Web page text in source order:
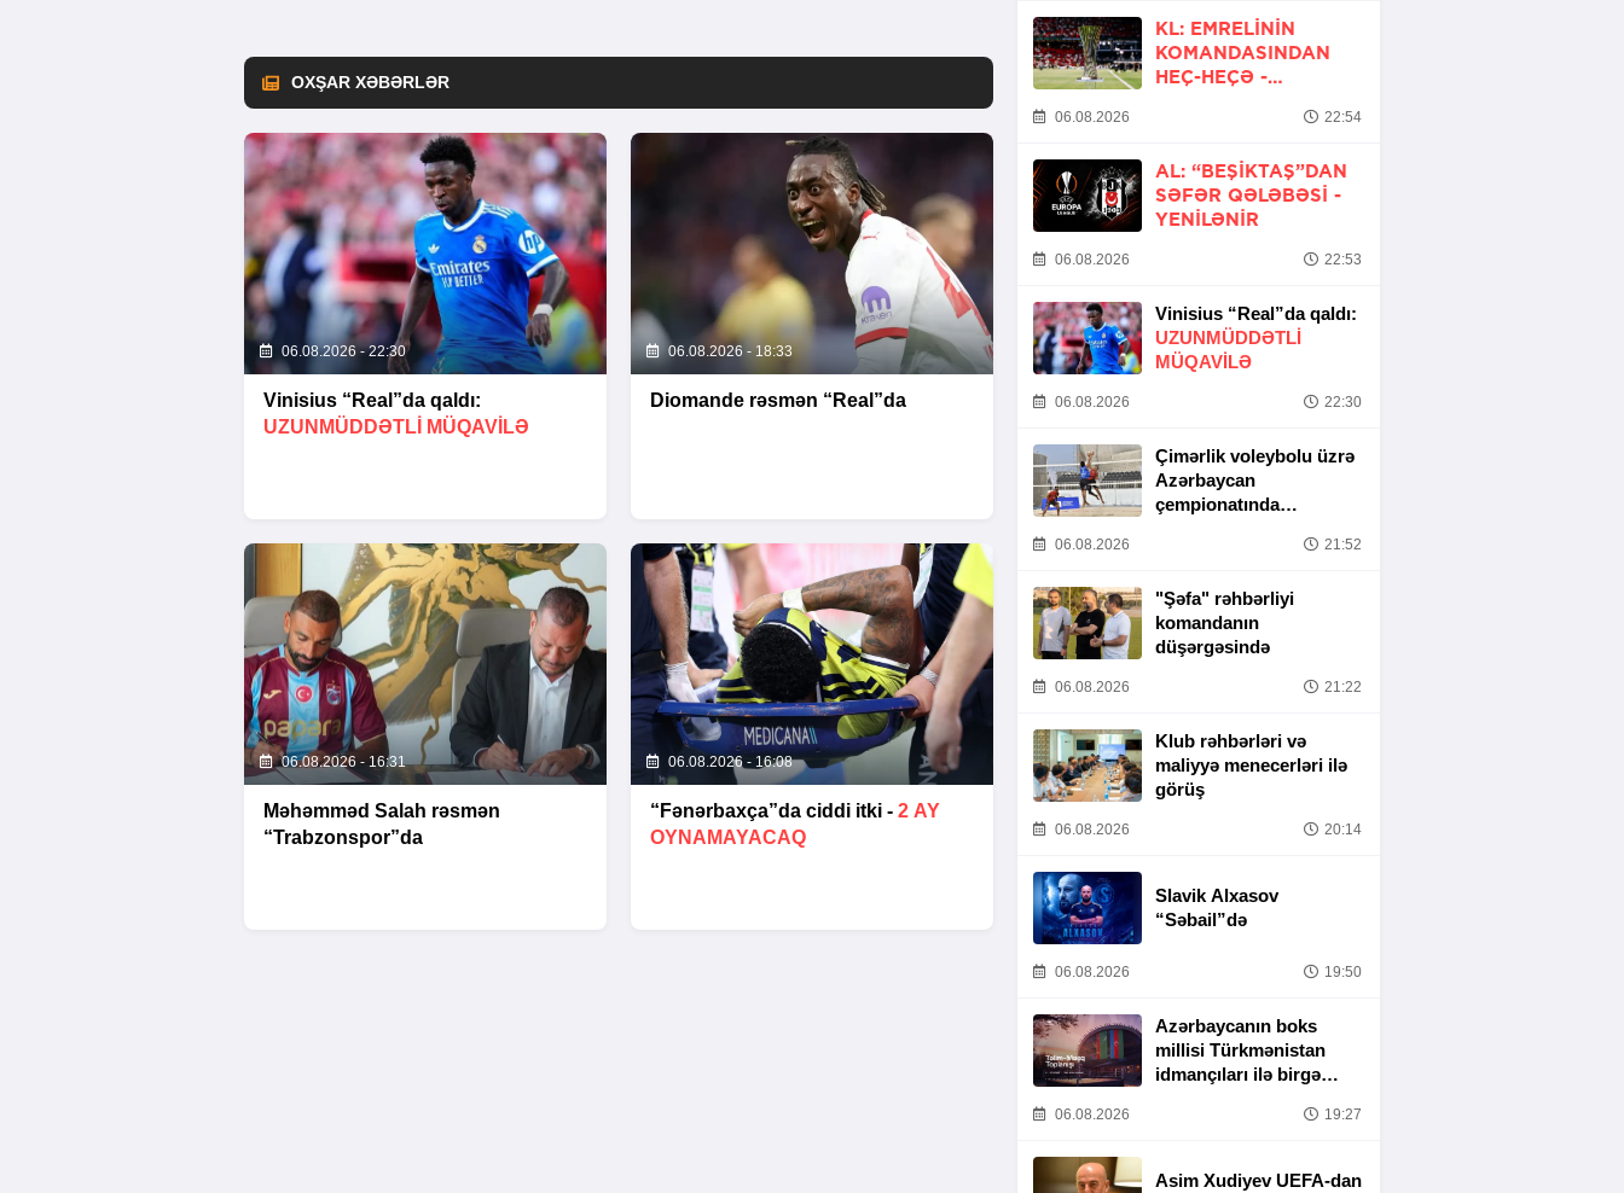
OXŞAR XƏBƏRLƏR
06.08.2026 - 22:30
Vinisius “Real”da qaldı:
UZUNMÜDDƏTLİ MÜQAVİLƏ
06.08.2026 - 18:33
Diomande rəsmən “Real”da
06.08.2026 - 16:31
Məhəmməd Salah rəsmən
“Trabzonspor”da
06.08.2026 - 16:08
“Fənərbaxça”da ciddi itki - 2 AY
OYNAMAYACAQ
KL: EMRELININ
KOMANDASINDAN
HEÇ-HEÇƏ -
06.08.2026 22:54
AL: “BEŞIKTAŞ”DAN
SƏFƏR QƏLƏBƏSI -
YENİLƏNİR
06.08.2026 22:53
Vinisius “Real”da qaldı:
UZUNMÜDDƏTLİ
MÜQAVİLƏ
06.08.2026 22:30
Çimərlik voleybolu üzrə
Azərbaycan
çempionatında
06.08.2026 21:52
"Şəfa" rəhbərliyi
komandanın
düşərgəsində
06.08.2026 21:22
Klub rəhbərləri və
maliyyə menecerləri ilə
görüş
06.08.2026 20:14
Slavik Alxasov
“Səbail”də
06.08.2026 19:50
Azərbaycanın boks
millisi Türkmənistan
idmançıları ilə birgə
06.08.2026 19:27
Asim Xudiyev UEFA-dan